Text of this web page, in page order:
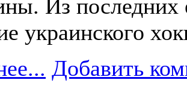
Из последних
украинского
Добавить